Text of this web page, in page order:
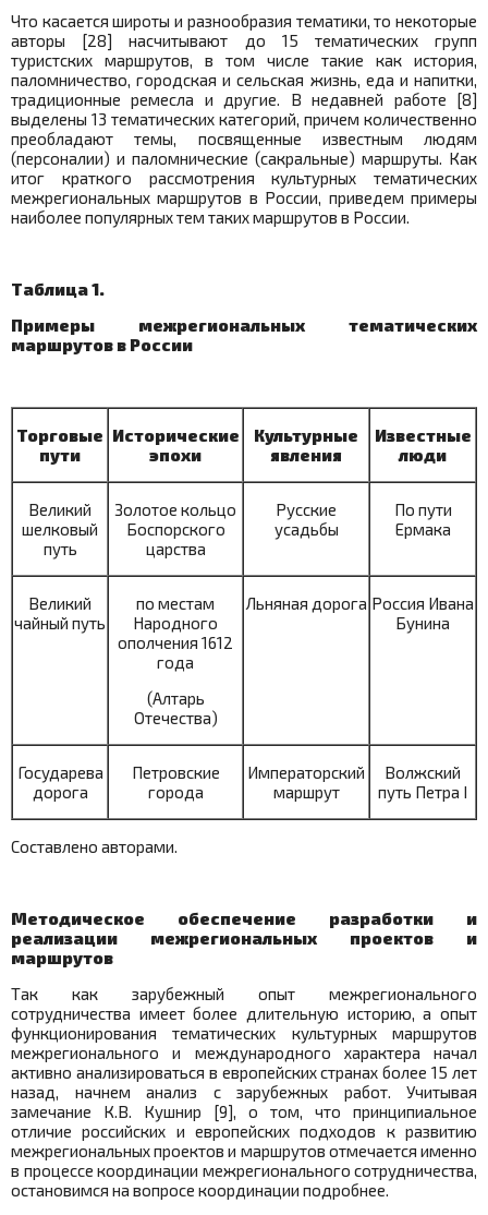
Что касается широты и разнообразия тематики, то некоторые
авторы [28] насчитывают до 15 тематических групп
туристских маршрутов, в том числе такие как история,
паломничество, городская и сельская жизнь, еда и напитки,
традиционные ремесла и другие. В недавней работе [8]
выделены 13 тематических категорий, причем количественно
преобладают темы, посвященные известным людям
(персоналии) и паломнические (сакральные) маршруты. Как
итог краткого рассмотрения культурных тематических
межрегиональных маршрутов в России, приведем примеры
наиболее популярных тем таких маршрутов в России.
Таблица 1.
Примеры межрегиональных тематических
маршрутов в России
Торговые
пути
Исторические
эпохи
Культурные
явления
Известные
люди
Великий
шелковый
путь
Золотое кольцо
Боспорского
царства
Русские
усадьбы
По пути
Ермака
Великий
чайный путь
по местам
Народного
ополчения 1612
года
(Алтарь
Отечества)
Льняная дорога Россия Ивана
Бунина
Государева
дорога
Петровские
города
Императорский
маршрут
Волжский
путь Петра I
Составлено авторами.
Методическое обеспечение разработки и
реализации межрегиональных проектов и
маршрутов
Так как зарубежный опыт межрегионального
сотрудничества имеет более длительную историю, а опыт
функционирования тематических культурных маршрутов
межрегионального и международного характера начал
активно анализироваться в европейских странах более 15 лет
назад, начнем анализ с зарубежных работ. Учитывая
замечание К.В. Кушнир [9], о том, что принципиальное
отличие российских и европейских подходов к развитию
межрегиональных проектов и маршрутов отмечается именно
в процессе координации межрегионального сотрудничества,
остановимся на вопросе координации подробнее.